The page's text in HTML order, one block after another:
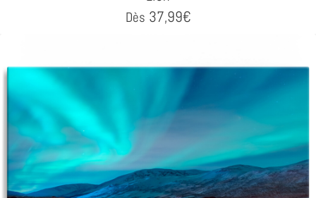
Dès 37,99€